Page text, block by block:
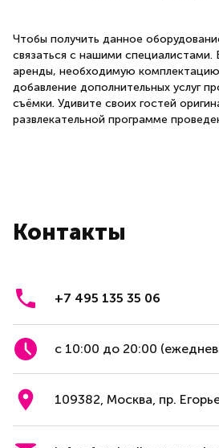
Чтобы получить данное
связаться с нашими специалистами.
аренды, необходимую
добавление дополнительных услуг
съёмки. Удивите своих гостей
развлекательной программе
Контакты
+7 495 135 35 06
с 10:00 до 20:00
109382, Москва, пр.